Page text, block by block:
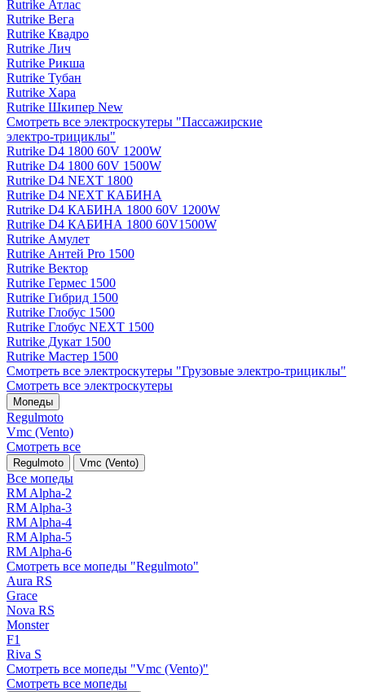
Rutrike Атлас
Rutrike Вега
Rutrike Квадро
Rutrike Лич
Rutrike Рикша
Rutrike Тубан
Rutrike Хара
Rutrike Шкипер New
Смотреть все электро­скутеры "Пассажирские
электро‑трициклы"
Rutrike D4 1800 60V 1200W
Rutrike D4 1800 60V 1500W
Rutrike D4 NEXT 1800
Rutrike D4 NEXT КАБИНА
Rutrike D4 КАБИНА 1800 60V 1200W
Rutrike D4 КАБИНА 1800 60V1500W
Rutrike Амулет
Rutrike Антей Pro 1500
Rutrike Вектор
Rutrike Гермес 1500
Rutrike Гибрид 1500
Rutrike Глобус 1500
Rutrike Глобус NEXT 1500
Rutrike Дукат 1500
Rutrike Мастер 1500
Смотреть все электро­скутеры "Грузовые электро‑трициклы"
Смотреть все электро­скутеры
Мопеды
Regulmoto
Vmc (Vento)
Смотреть все
Regulmoto Vmc (Vento)
Все мопеды
RM Alpha-2
RM Alpha-3
RM Alpha-4
RM Alpha-5
RM Alpha-6
Смотреть все мопеды "Regulmoto"
Aura RS
Grace
Nova RS
Monster
F1
Riva S
Смотреть все мопеды "Vmc (Vento)"
Смотреть все мопеды